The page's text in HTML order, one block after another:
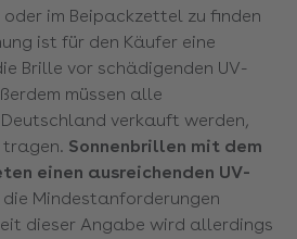
im Beipackzettel zu finden
ist für den Käufer eine
Brille vor schädigenden UV-
müssen alle
verkauft werden,
tragen. Sonnenbrillen mit dem
einen ausreichenden UV-
Mindestanforderungen
dieser Angabe wird allerdings